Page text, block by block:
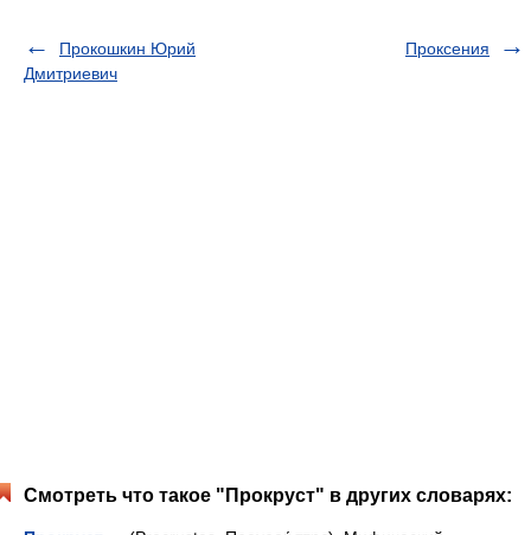
Прокошкин Юрий
Дмитриевич
Проксения
Смотреть что такое "Прокруст" в других словарях: